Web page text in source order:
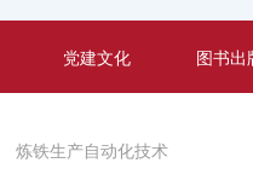
党建文化 图书出
炼铁生产自动化技术